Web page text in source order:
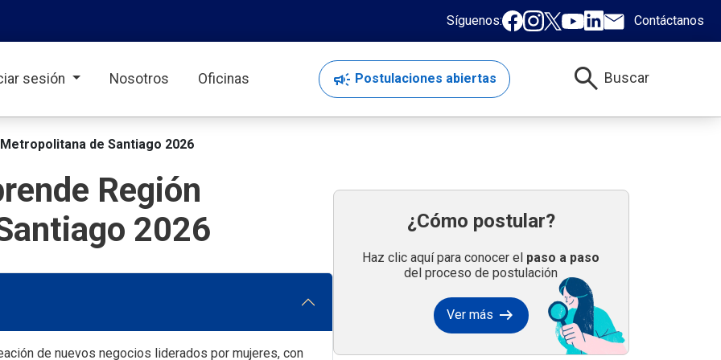
Síguenos: Contáctanos
sesión Nosotros Oficinas campaign Postulaciones abiertas search Buscar
de Santiago 2026
Región
2026
de nuevos negocios liderados por mujeres, con
¿Cómo postular?
Haz clic aquí para conocer el paso a paso
del proceso de postulación
Ver más arrow_right_alt